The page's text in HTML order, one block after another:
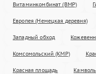
Витаминкомбинат (ВМР)
Европея (Немецкая деревня)
Западный обход
Комсомольский (КМР)
Красная площадь